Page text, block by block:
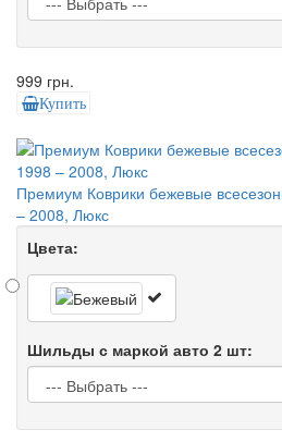
999 грн.
Купить
Премиум Коврики бежевые
– 2008, Люкс
Цвета:
Шильды с маркой авто 2 шт: